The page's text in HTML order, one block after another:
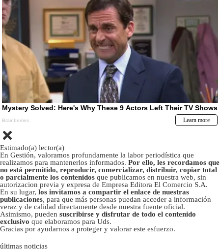
Estimado(a) lector(a)
En Gestión, valoramos profundamente la labor periodística que
realizamos para mantenerlos informados. Por ello, les recordamos que
no está permitido, reproducir, comercializar, distribuir, copiar total
o parcialmente los contenidos que publicamos en nuestra web, sin
autorizacion previa y expresa de Empresa Editora El Comercio S.A.
En su lugar, los invitamos a compartir el enlace de nuestras
publicaciones, para que más personas puedan acceder a información
veraz y de calidad directamente desde nuestra fuente oficial.
Asimismo, pueden suscribirse y disfrutar de todo el contenido
exclusivo que elaboramos para Uds.
Gracias por ayudarnos a proteger y valorar este esfuerzo.
últimas noticias